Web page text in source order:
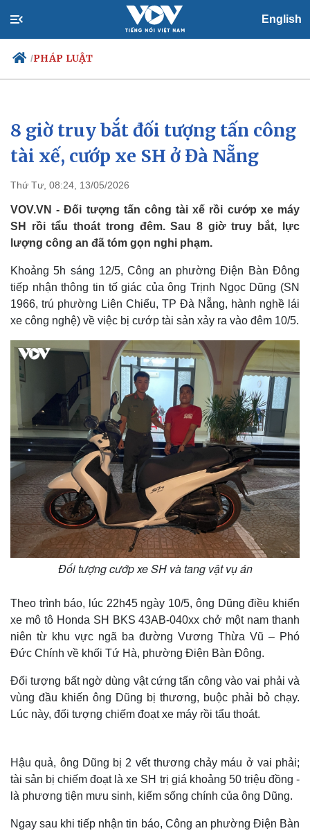
English
/PHÁP LUẬT
Chính trị
Đảng
Tổ chức nhân sự
Nhận diện sự thật
Xã hội
Tin 24h
Dự báo thời tiết
Việc làm
Biển đảo
8 giờ truy bắt đối tượng tấn công
tài xế, cướp xe SH ở Đà Nẵng
Thứ Tư, 08:24, 13/05/2026
VOV.VN - Đối tượng tấn công tài xế rồi cướp xe máy
SH rồi tẩu thoát trong đêm. Sau 8 giờ truy bắt, lực
lượng công an đã tóm gọn nghi phạm.
Khoảng 5h sáng 12/5, Công an phường Điện Bàn Đông
tiếp nhận thông tin tố giác của ông Trịnh Ngọc Dũng (SN
1966, trú phường Liên Chiểu, TP Đà Nẵng, hành nghề lái
xe công nghệ) về việc bị cướp tài sản xảy ra vào đêm 10/5.
Đối tượng cướp xe SH và tang vật vụ án
Theo trình báo, lúc 22h45 ngày 10/5, ông Dũng điều khiển
xe mô tô Honda SH BKS 43AB-040xx chở một nam thanh
niên từ khu vực ngã ba đường Vương Thừa Vũ – Phó
Đức Chính về khối Tứ Hà, phường Điện Bàn Đông.
Đối tượng bất ngờ dùng vật cứng tấn công vào vai phải và
vùng đầu khiến ông Dũng bị thương, buộc phải bỏ chạy.
Lúc này, đối tượng chiếm đoạt xe máy rồi tẩu thoát.
Hậu quả, ông Dũng bị 2 vết thương chảy máu ở vai phải;
tài sản bị chiếm đoạt là xe SH trị giá khoảng 50 triệu đồng -
là phương tiện mưu sinh, kiếm sống chính của ông Dũng.
Ngay sau khi tiếp nhận tin báo, Công an phường Điện Bàn